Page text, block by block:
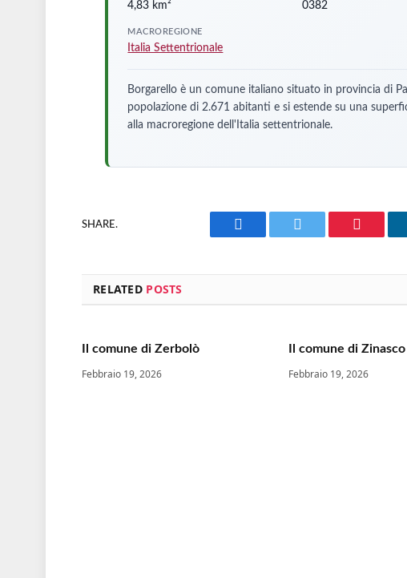
4,83 km² 0382
MACROREGIONE
Italia Settentrionale
Borgarello è un comune italiano situato in provincia di
popolazione di 2.671 abitanti e si estende su una
alla macroregione dell'Italia settentrionale.
SHARE.
Facebook Twitter Pinterest
RELATED POSTS
Il comune di Zerbolò
Febbraio 19, 2026
Il comune di Zinasco
Febbraio 19, 2026